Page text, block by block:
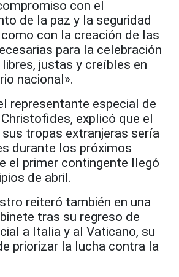
con el
de la paz y la seguridad
con la creación de las
para la celebración
justas y creíbles en
nacional».
representante especial de
explicó que el
tropas extranjeras sería
durante los próximos
el primer contingente llegó
de abril.
reiteró también en una
tras su regreso de
a Italia y al Vaticano, su
priorizar la lucha contra la